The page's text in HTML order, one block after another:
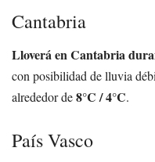
Cantabria
Lloverá en Cantabria
con posibilidad de lluvia
alrededor de8°C / 4°C.
País Vasco